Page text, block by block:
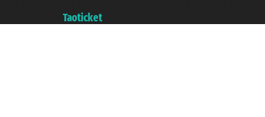
Taoticket